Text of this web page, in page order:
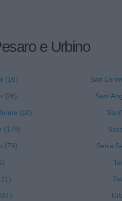
e Urbino
(16)
(26)
(10)
(178)
(76)
San
Serra